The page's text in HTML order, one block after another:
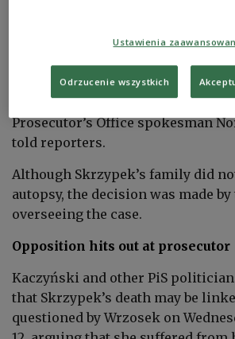
massive heart attack affecting the
the heart, with the presence of a
impaired blood flow in the
the left coronary artery,” Warsaw-
Prosecutor’s Office spokesman
told reporters.
Although Skrzypek’s family did
autopsy, the decision was made
overseeing the case.
Opposition hits out at prosecutor
Kaczyński and other PiS
that Skrzypek’s death may be
questioned by Wrzosek on
Ustawienia
Odrzucenie wszystkich